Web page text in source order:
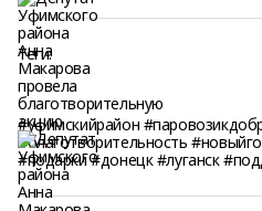
Теги:
#уфимскийрайон
#благотворительность
#подарки #донецк #луганск